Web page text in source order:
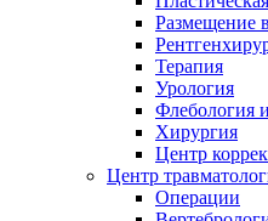
Размещение
Терапия
Урология
Флебология
Хирургия
Центр
Центр
Операции